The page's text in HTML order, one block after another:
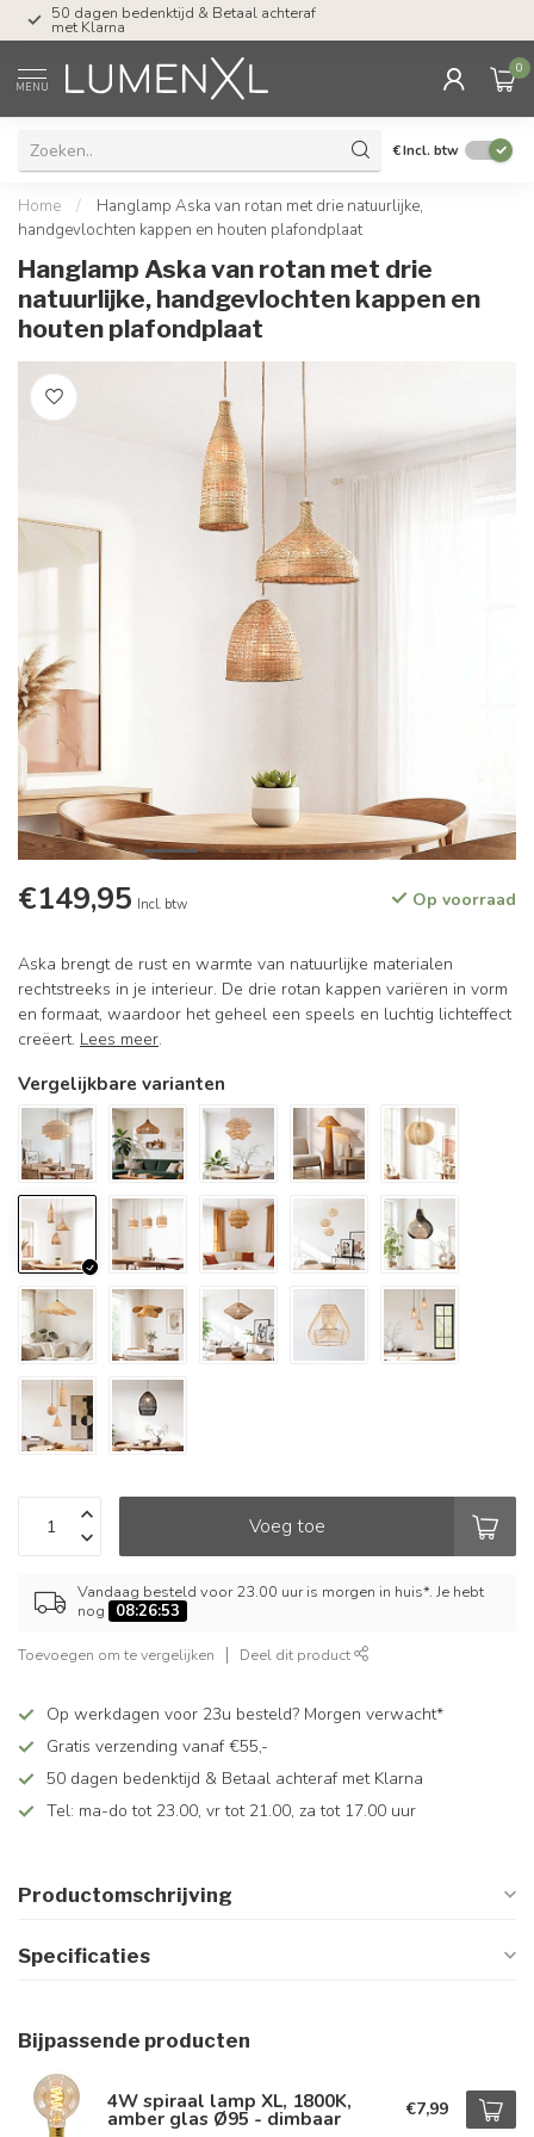
50 dagen bedenktijd & Betaal achteraf
met Klarna
MENU
0
€Incl. btw
Home /
Hanglamp Aska van rotan met drie natuurlijke,
handgevlochten kappen en houten plafondplaat
Hanglamp Aska van rotan met drie
natuurlijke, handgevlochten kappen en
houten plafondplaat
€149,95 Incl. btw Op voorraad
Aska brengt de rust en warmte van natuurlijke materialen
rechtstreeks in je interieur. De drie rotan kappen variëren in vorm
en formaat, waardoor het geheel een speels en luchtig lichteffect
creëert. Lees meer.
Vergelijkbare varianten
Voeg toe
Vandaag besteld voor 23.00 uur is morgen in huis*. Je hebt
nog
08:26:53
Toevoegen om te vergelijken Deel dit product
Op werkdagen voor 23u besteld? Morgen verwacht*
Gratis verzending vanaf €55,-
50 dagen bedenktijd & Betaal achteraf met Klarna
Tel: ma-do tot 23.00, vr tot 21.00, za tot 17.00 uur
Productomschrijving
Specificaties
Bijpassende producten
4W spiraal lamp XL, 1800K,
amber glas Ø95 - dimbaar €7,99